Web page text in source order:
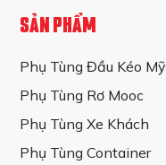
SẢN PHẨM
Phụ Tùng Đầu Kéo Mỹ
Phụ Tùng Rơ Mooc
Phụ Tùng Xe Khách
Phụ Tùng Container